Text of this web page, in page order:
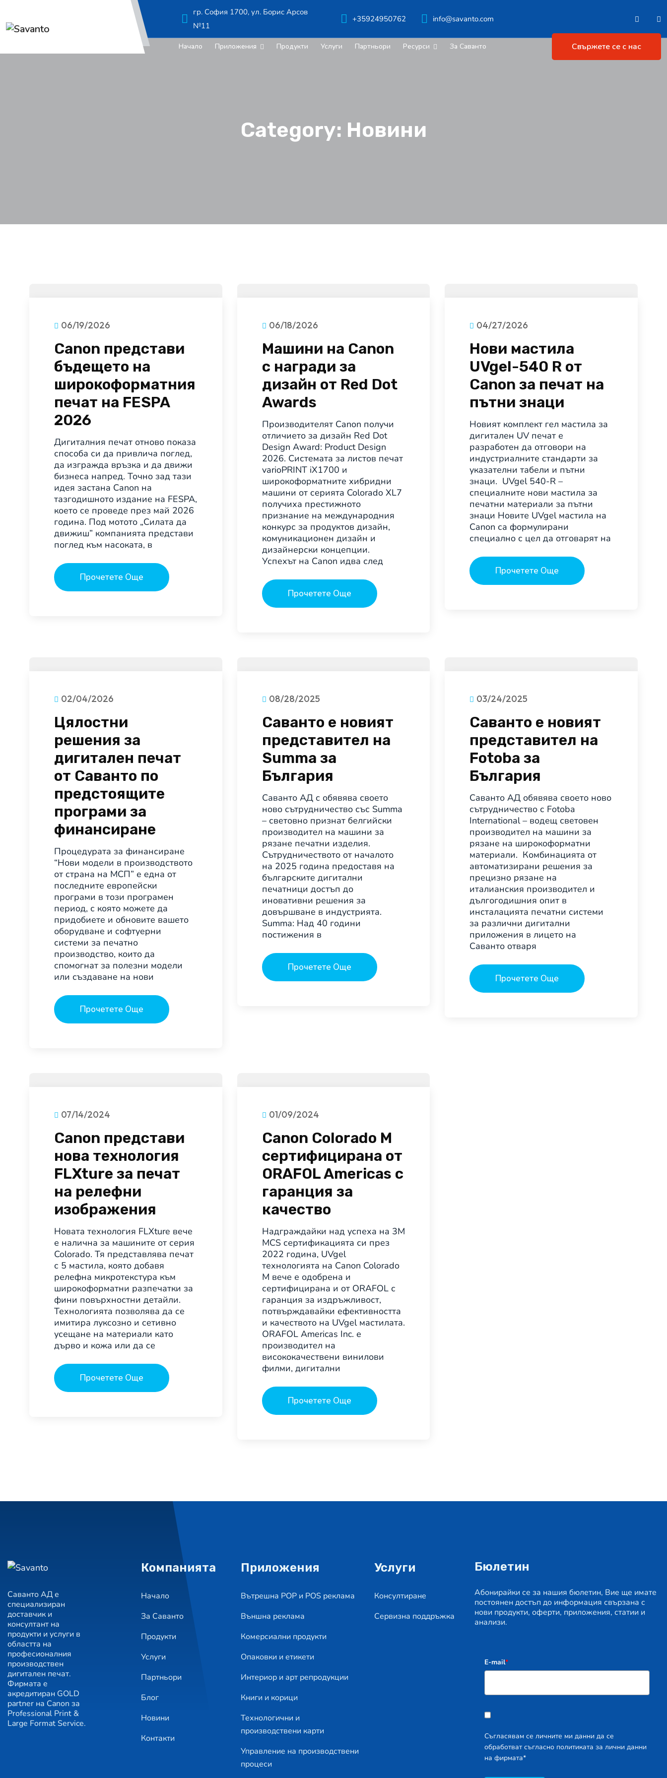
гр. София 1700, ул. Борис Арсов
№11
+35924950762 info@savanto.com
Начало Приложения Продукти Услуги Партньори Ресурси За Саванто Свържете се с нас
Category: Новини
06/19/2026
Canon представи
бъдещето на
широкоформатния
печат на FESPA
2026
Дигиталния печат отново показа
способа си да привлича поглед,
да изгражда връзка и да движи
бизнеса напред. Точно зад тази
идея застана Canon на
тазгодишното издание на FESPA,
което се проведе през май 2026
година. Под мотото „Силата да
движиш” компанията представи
поглед към насоката, в
Прочетете Още
06/18/2026
Машини на Canon
с награди за
дизайн от Red Dot
Awards
Производителят Canon получи
отличието за дизайн Red Dot
Design Award: Product Design
2026. Системата за листов печат
varioPRINT iX1700 и
широкоформатните хибридни
машини от серията Colorado XL7
получиха престижното
признание на международния
конкурс за продуктов дизайн,
комуникационен дизайн и
дизайнерски концепции.
Успехът на Canon идва след
Прочетете Още
04/27/2026
Нови мастила
UVgel-540 R от
Canon за печат на
пътни знаци
Новият комплект гел мастила за
дигитален UV печат е
разработен да отговори на
индустриалните стандарти за
указателни табели и пътни
знаци. UVgel 540-R –
специалните нови мастила за
печатни материали за пътни
знаци Новите UVgel мастила на
Canon са формулирани
специално с цел да отговарят на
Прочетете Още
02/04/2026
Цялостни
решения за
дигитален печат
от Саванто по
предстоящите
програми за
финансиране
Процедурата за финансиране
“Нови модели в производството
от страна на МСП” е една от
последните европейски
програми в този програмен
период, с която можете да
придобиете и обновите вашето
оборудване и софтуерни
системи за печатно
производство, които да
спомогнат за полезни модели
или създаване на нови
Прочетете Още
08/28/2025
Саванто е новият
представител на
Summa за
България
Саванто АД с обявява своето
ново сътрудничество със Summa
– световно признат белгийски
производител на машини за
рязане печатни изделия.
Сътрудничеството от началото
на 2025 година предоставя на
българските дигитални
печатници достъп до
иновативни решения за
довършване в индустрията.
Summa: Над 40 години
постижения в
Прочетете Още
03/24/2025
Саванто е новият
представител на
Fotoba за
България
Саванто АД обявява своето ново
сътрудничество с Fotoba
International – водещ световен
производител на машини за
рязане на широкоформатни
материали. Комбинацията от
автоматизирани решения за
прецизно рязане на
италианския производител и
дългогодишния опит в
инсталацията печатни системи
за различни дигитални
приложения в лицето на
Саванто отваря
Прочетете Още
07/14/2024
Canon представи
нова технология
FLXture за печат
на релефни
изображения
Новата технология FLXture вече
е налична за машините от серия
Colorado. Тя представлява печат
с 5 мастила, която добавя
релефна микротекстура към
широкоформатни разпечатки за
фини повърхностни детайли.
Технологията позволява да се
имитира луксозно и сетивно
усещане на материали като
дърво и кожа или да се
Прочетете Още
01/09/2024
Canon Colorado M
сертифицирана от
ORAFOL Americas с
гаранция за
качество
Надграждайки над успеха на 3M
MCS сертификацията си през
2022 година, UVgel
технологията на Canon Colorado
M вече е одобрена и
сертифицирана и от ORAFOL с
гаранция за издръжливост,
потвърждавайки ефективността
и качеството на UVgel мастилата.
ORAFOL Americas Inc. е
производител на
висококачествени винилови
филми, дигитални
Прочетете Още
Саванто АД е
специализиран
доставчик и
консултант на
продукти и услуги в
областта на
професионалния
производствен
дигитален печат.
Фирмата е
акредитиран GOLD
partner на Canon за
Professional Print &
Large Format Service.
Компанията
Начало
За Саванто
Продукти
Услуги
Партньори
Блог
Новини
Контакти
Приложения
Вътрешна POP и POS реклама
Външна реклама
Комерсиални продукти
Опаковки и етикети
Интериор и арт репродукции
Книги и корици
Технологични и
производствени карти
Управление на производствени
процеси
Услуги
Консултиране
Сервизна поддръжка
Бюлетин
Абонирайки се за нашия бюлетин, Вие ще имате
постоянен достъп до информация свързана с
нови продукти, оферти, приложения, статии и
анализи.
E-mail*
Съгласявам се личните ми данни да се
обработват съгласно политиката за лични данни
на фирмата*